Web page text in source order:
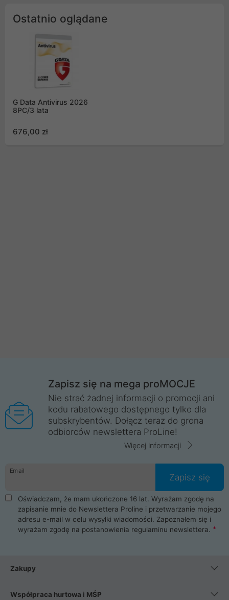
Ostatnio oglądane
G Data Antivirus 2026
8PC/3 lata
676,00 zł
Zapisz się na mega proMOCJE
Nie strać żadnej informacji o promocji ani
kodu rabatowego dostępnego tylko dla
subskrybentów. Dołącz teraz do grona
odbiorców newslettera ProLine!
Więcej informacji
Email
Zapisz się
Oświadczam, że mam ukończone 16 lat. Wyrażam zgodę na
zapisanie mnie do Newslettera Proline i przetwarzanie mojego
adresu e-mail w celu wysyłki wiadomości. Zapoznałem się i
wyrażam zgodę na postanowienia regulaminu newslettera.
Zakupy
Współpraca hurtowa i MŚP